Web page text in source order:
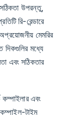
উপরন্তু,
রি-রেন্ডারে
মেমরির
দিকগুলির মধ্যে
এবং সঠিকতার
এবং
টাইম